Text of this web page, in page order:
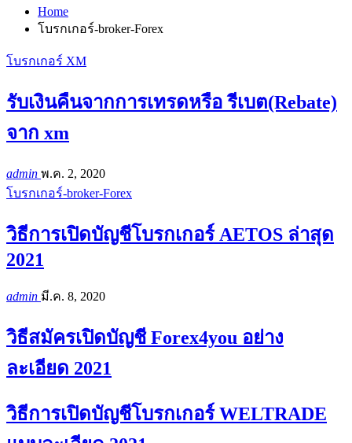
Home
โบรกเกอร์-broker-Forex
โบรกเกอร์ XM
รับเงินคืนจากการเทรดหรือ รีเบต(Rebate)
จาก xm
admin พ.ค. 2, 2020
โบรกเกอร์-broker-Forex
วิธีการเปิดบัญชีโบรกเกอร์ AETOS ล่าสุด
2021
admin มี.ค. 8, 2020
วิธีสมัครเปิดบัญชี Forex4you อย่าง
ละเอียด 2021
วิธีการเปิดบัญชีโบรกเกอร์ WELTRADE